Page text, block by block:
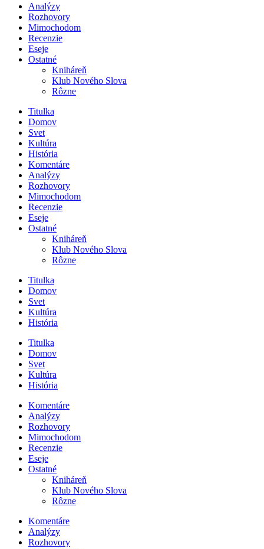
Analýzy
Rozhovory
Mimochodom
Recenzie
Eseje
Ostatné
Kniháreň
Klub Nového Slova
Rôzne
Titulka
Domov
Svet
Kultúra
História
Komentáre
Analýzy
Rozhovory
Mimochodom
Recenzie
Eseje
Ostatné
Kniháreň
Klub Nového Slova
Rôzne
Titulka
Domov
Svet
Kultúra
História
Titulka
Domov
Svet
Kultúra
História
Komentáre
Analýzy
Rozhovory
Mimochodom
Recenzie
Eseje
Ostatné
Kniháreň
Klub Nového Slova
Rôzne
Komentáre
Analýzy
Rozhovory